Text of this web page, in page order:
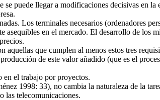
se puede llegar a modificaciones decisivas
Los terminales necesarios (ordenadores
asequibles en el mercado. El desarrollo de los
aquellas que cumplen al menos estos tres
de este valor añadido (que es el
en el trabajo por proyectos.
1998: 33), no cambia la naturaleza de la
las telecomunicaciones.